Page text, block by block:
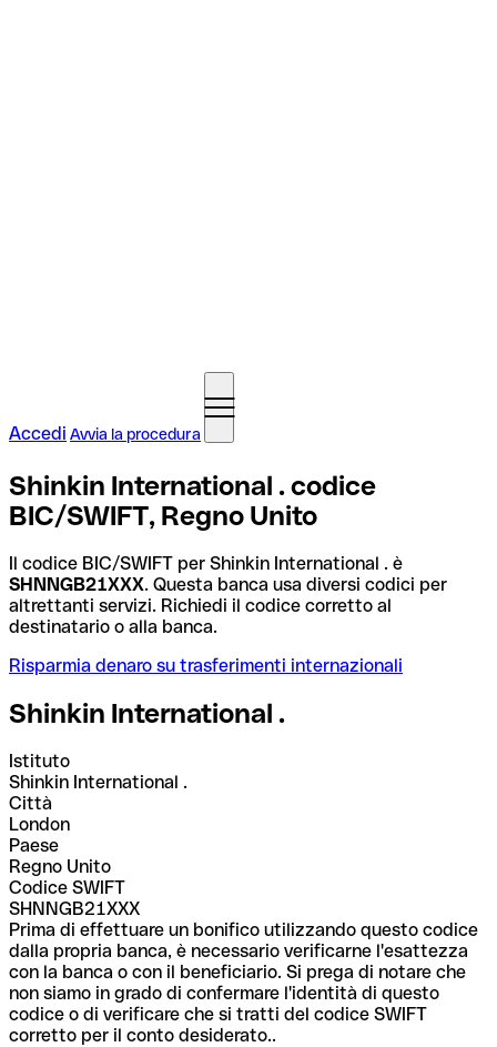
Accedi Avvia la procedura
Shinkin International . codice
BIC/SWIFT, Regno Unito
Il codice BIC/SWIFT per Shinkin International . è
SHNNGB21XXX. Questa banca usa diversi codici per
altrettanti servizi. Richiedi il codice corretto al
destinatario o alla banca.
Risparmia denaro su trasferimenti internazionali
Shinkin International .
Istituto
Shinkin International .
Città
London
Paese
Regno Unito
Codice SWIFT
SHNNGB21XXX
Prima di effettuare un bonifico utilizzando questo codice
dalla propria banca, è necessario verificarne l'esattezza
con la banca o con il beneficiario. Si prega di notare che
non siamo in grado di confermare l'identità di questo
codice o di verificare che si tratti del codice SWIFT
corretto per il conto desiderato..